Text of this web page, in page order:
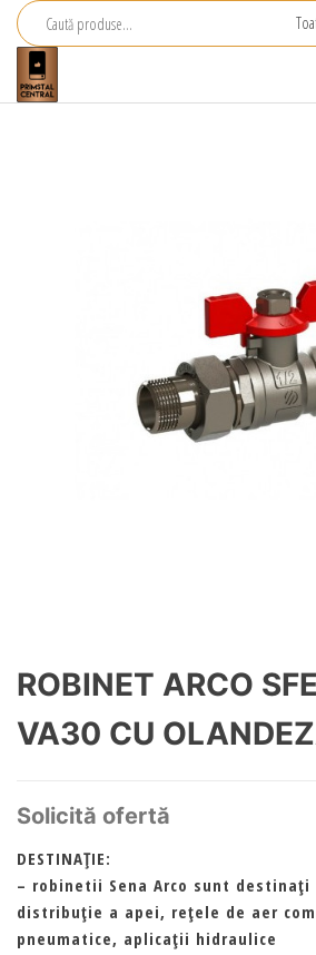
Central
ROBINET ARCO
VA30 CU
Solicită ofertă
DESTINAŢIE:
– robinetii Sena Arco sunt
distribuţie a apei, reţele de aer
pneumatice, aplicaţii hidraulice